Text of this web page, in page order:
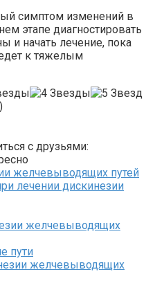
симптом изменений в
этапе диагностировать
и начать лечение, пока
к тяжелым
с друзьями:
лечении дискинезии
желчевыводящих
желчевыводящих